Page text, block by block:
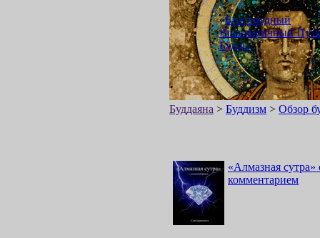
Буддаяна > Буддизм > Обзор
«Благородный
Восьмеричный Путь
Будды»
«Алмазная сутра»
комментарием